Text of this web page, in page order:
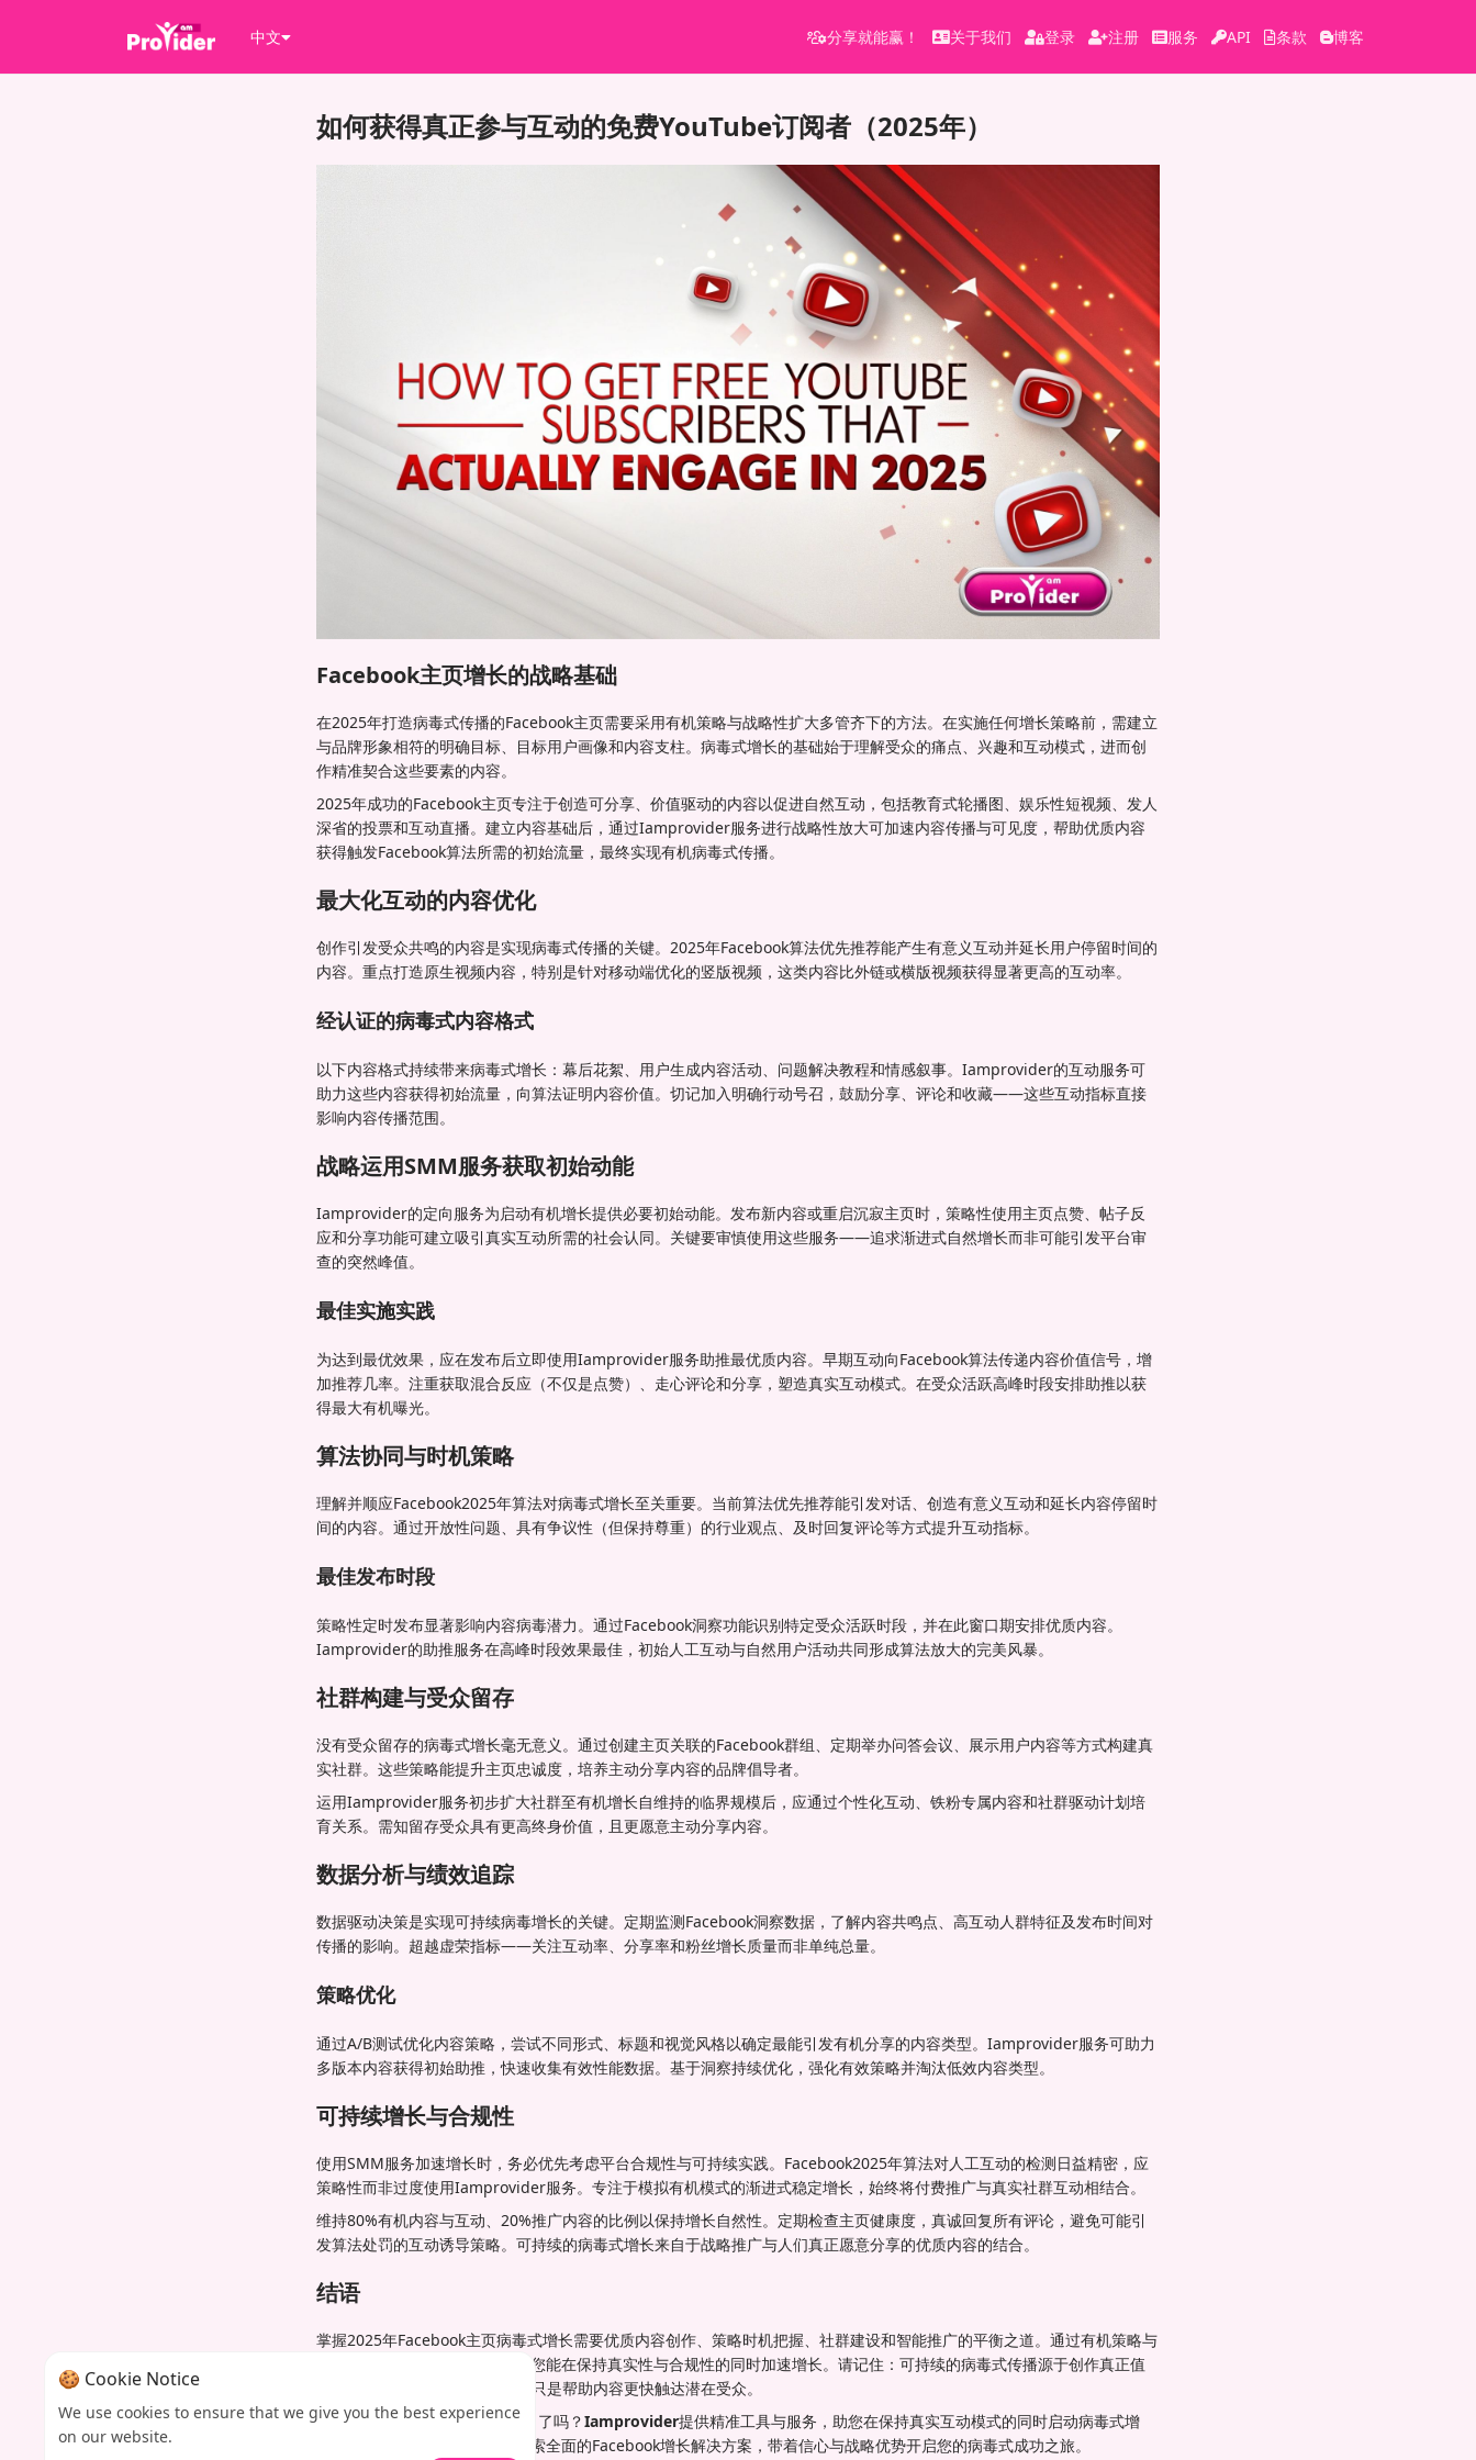
中文 分享就能赢！ 关于我们 登录 注册 服务 API 条款 博客
如何获得真正参与互动的免费YouTube订阅者（2025年）
Facebook主页增长的战略基础
在2025年打造病毒式传播的Facebook主页需要采用有机策略与战略性扩大多管齐下的方法。在实施任何增长策略前，需建立
与品牌形象相符的明确目标、目标用户画像和内容支柱。病毒式增长的基础始于理解受众的痛点、兴趣和互动模式，进而创
作精准契合这些要素的内容。
2025年成功的Facebook主页专注于创造可分享、价值驱动的内容以促进自然互动，包括教育式轮播图、娱乐性短视频、发人
深省的投票和互动直播。建立内容基础后，通过Iamprovider服务进行战略性放大可加速内容传播与可见度，帮助优质内容
获得触发Facebook算法所需的初始流量，最终实现有机病毒式传播。
最大化互动的内容优化
创作引发受众共鸣的内容是实现病毒式传播的关键。2025年Facebook算法优先推荐能产生有意义互动并延长用户停留时间的
内容。重点打造原生视频内容，特别是针对移动端优化的竖版视频，这类内容比外链或横版视频获得显著更高的互动率。
经认证的病毒式内容格式
以下内容格式持续带来病毒式增长：幕后花絮、用户生成内容活动、问题解决教程和情感叙事。Iamprovider的互动服务可
助力这些内容获得初始流量，向算法证明内容价值。切记加入明确行动号召，鼓励分享、评论和收藏——这些互动指标直接
影响内容传播范围。
战略运用SMM服务获取初始动能
Iamprovider的定向服务为启动有机增长提供必要初始动能。发布新内容或重启沉寂主页时，策略性使用主页点赞、帖子反
应和分享功能可建立吸引真实互动所需的社会认同。关键要审慎使用这些服务——追求渐进式自然增长而非可能引发平台审
查的突然峰值。
最佳实施实践
为达到最优效果，应在发布后立即使用Iamprovider服务助推最优质内容。早期互动向Facebook算法传递内容价值信号，增
加推荐几率。注重获取混合反应（不仅是点赞）、走心评论和分享，塑造真实互动模式。在受众活跃高峰时段安排助推以获
得最大有机曝光。
算法协同与时机策略
理解并顺应Facebook2025年算法对病毒式增长至关重要。当前算法优先推荐能引发对话、创造有意义互动和延长内容停留时
间的内容。通过开放性问题、具有争议性（但保持尊重）的行业观点、及时回复评论等方式提升互动指标。
最佳发布时段
策略性定时发布显著影响内容病毒潜力。通过Facebook洞察功能识别特定受众活跃时段，并在此窗口期安排优质内容。
Iamprovider的助推服务在高峰时段效果最佳，初始人工互动与自然用户活动共同形成算法放大的完美风暴。
社群构建与受众留存
没有受众留存的病毒式增长毫无意义。通过创建主页关联的Facebook群组、定期举办问答会议、展示用户内容等方式构建真
实社群。这些策略能提升主页忠诚度，培养主动分享内容的品牌倡导者。
运用Iamprovider服务初步扩大社群至有机增长自维持的临界规模后，应通过个性化互动、铁粉专属内容和社群驱动计划培
育关系。需知留存受众具有更高终身价值，且更愿意主动分享内容。
数据分析与绩效追踪
数据驱动决策是实现可持续病毒增长的关键。定期监测Facebook洞察数据，了解内容共鸣点、高互动人群特征及发布时间对
传播的影响。超越虚荣指标——关注互动率、分享率和粉丝增长质量而非单纯总量。
策略优化
通过A/B测试优化内容策略，尝试不同形式、标题和视觉风格以确定最能引发有机分享的内容类型。Iamprovider服务可助力
多版本内容获得初始助推，快速收集有效性能数据。基于洞察持续优化，强化有效策略并淘汰低效内容类型。
可持续增长与合规性
使用SMM服务加速增长时，务必优先考虑平台合规性与可持续实践。Facebook2025年算法对人工互动的检测日益精密，应
策略性而非过度使用Iamprovider服务。专注于模拟有机模式的渐进式稳定增长，始终将付费推广与真实社群互动相结合。
维持80%有机内容与互动、20%推广内容的比例以保持增长自然性。定期检查主页健康度，真诚回复所有评论，避免可能引
发算法处罚的互动诱导策略。可持续的病毒式增长来自于战略推广与人们真正愿意分享的优质内容的结合。
结语
掌握2025年Facebook主页病毒式增长需要优质内容创作、策略时机把握、社群建设和智能推广的平衡之道。通过有机策略与
Iamprovider定向服务的结合，您能在保持真实性与合规性的同时加速增长。请记住：可持续的病毒式传播源于创作真正值
得分享的优质内容——推广服务只是帮助内容更快触达潜在受众。
准备好改变您的Facebook影响力了吗？Iamprovider提供精准工具与服务，助您在保持真实互动模式的同时启动病毒式增
长。立即访问Iamprovider，探索全面的Facebook增长解决方案，带着信心与战略优势开启您的病毒式成功之旅。
🍪 Cookie Notice
We use cookies to ensure that we give you the best experience
on our website.